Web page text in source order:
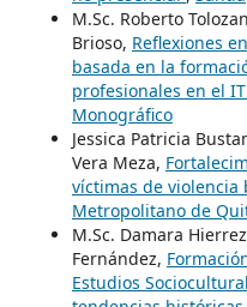
M.Sc. Roberto
Brioso, Reflexiones
basada en la
profesionales en el
Monográfico
Jessica Patricia
Vera Meza,
víctimas de violencia
Metropolitano de
M.Sc. Damara
Fernández,
Estudios